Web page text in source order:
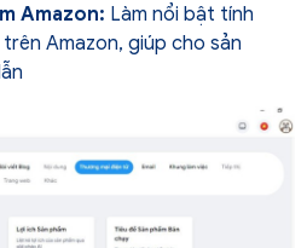
Amazon: Làm nổi bật tính
Amazon, giúp cho sản